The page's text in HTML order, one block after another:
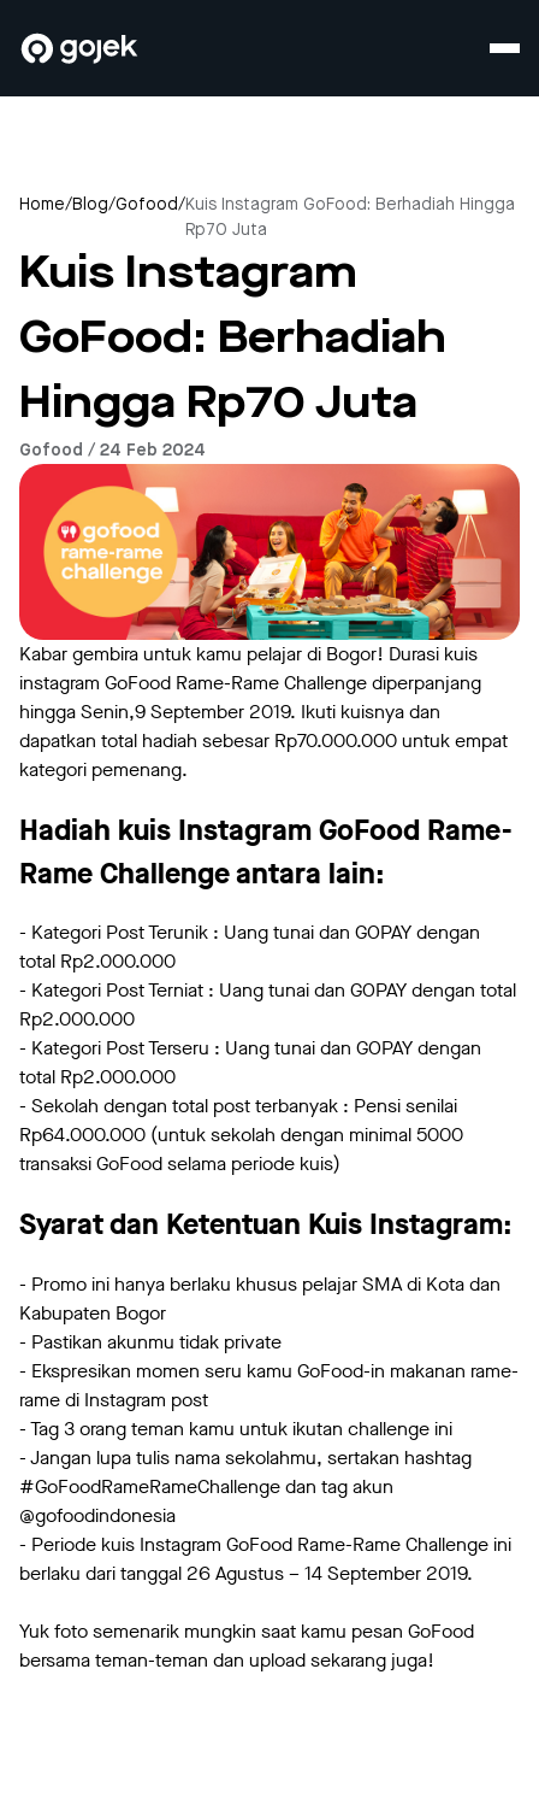
Home/Blog/Gofood/Kuis Instagram GoFood: Berhadiah Hingga
Rp70 Juta
Kuis Instagram
GoFood: Berhadiah
Hingga Rp70 Juta
Gofood / 24 Feb 2024
Kabar gembira untuk kamu pelajar di Bogor! Durasi kuis
instagram GoFood Rame-Rame Challenge diperpanjang
hingga Senin,9 September 2019. Ikuti kuisnya dan
dapatkan total hadiah sebesar Rp70.000.000 untuk empat
kategori pemenang.
Hadiah kuis Instagram GoFood Rame-
Rame Challenge antara lain:
- Kategori Post Terunik : Uang tunai dan GOPAY dengan
total Rp2.000.000
- Kategori Post Terniat : Uang tunai dan GOPAY dengan total
Rp2.000.000
- Kategori Post Terseru : Uang tunai dan GOPAY dengan
total Rp2.000.000
- Sekolah dengan total post terbanyak : Pensi senilai
Rp64.000.000 (untuk sekolah dengan minimal 5000
transaksi GoFood selama periode kuis)
Syarat dan Ketentuan Kuis Instagram:
- Promo ini hanya berlaku khusus pelajar SMA di Kota dan
Kabupaten Bogor
- Pastikan akunmu tidak private
- Ekspresikan momen seru kamu GoFood-in makanan rame-
rame di Instagram post
- Tag 3 orang teman kamu untuk ikutan challenge ini
- Jangan lupa tulis nama sekolahmu, sertakan hashtag
#GoFoodRameRameChallenge dan tag akun
@gofoodindonesia
- Periode kuis Instagram GoFood Rame-Rame Challenge ini
berlaku dari tanggal 26 Agustus – 14 September 2019.
Yuk foto semenarik mungkin saat kamu pesan GoFood
bersama teman-teman dan upload sekarang juga!